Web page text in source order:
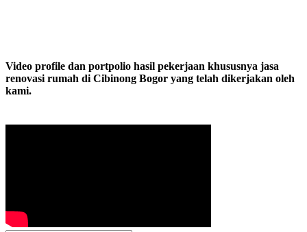
Video profile dan portpolio hasil pekerjaan khususnya jasa
renovasi rumah di Cibinong Bogor yang telah dikerjakan oleh
kami.